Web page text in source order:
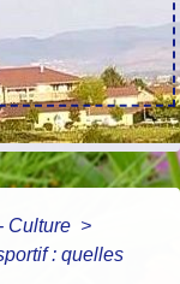
Culture >
: quelles